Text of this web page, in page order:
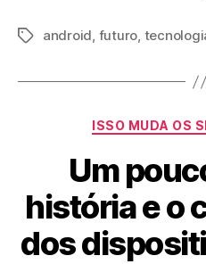
Tagsandroid, futuro,
ISSO MUDA OS
Um
história e o
dos